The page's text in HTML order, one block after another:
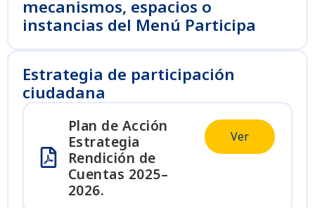
mecanismos, espacios o
instancias del Menú Participa
Estrategia de participación
ciudadana
Plan de Acción
Estrategia
Rendición de
Cuentas 2025–
2026.
Ver